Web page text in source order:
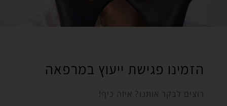
הזמינו פגישת ייעוץ במרפאה
רוצים לבקר אותנו? איזה כיף!